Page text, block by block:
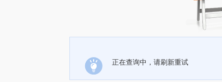
正在查询中，请刷新重试